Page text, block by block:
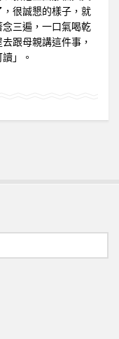
很誠懇的樣子，就
三遍，一口氣喝乾
跟母親講這件事，
」。